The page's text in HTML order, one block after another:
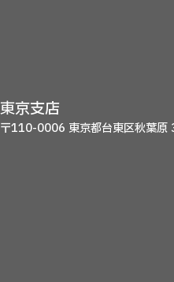
東京支店
〒110-0006 東京都台東区秋葉原